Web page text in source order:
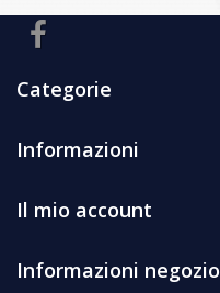
Categorie
Informazioni
Il mio account
Informazioni negozio